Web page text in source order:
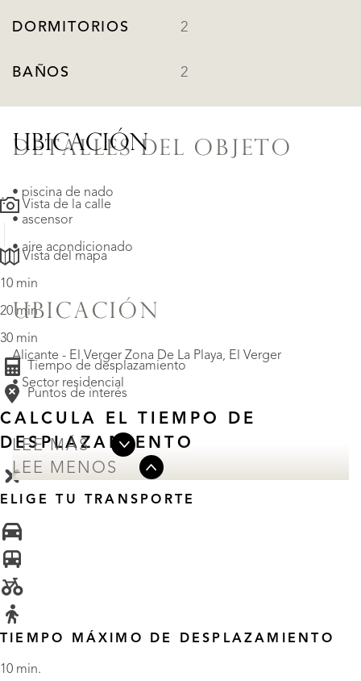
DORMITORIOS 2
BAÑOS 2
DETALLES DEL OBJETO
• piscina de nado
• ascensor
• aire acondicionado
UBICACIÓN
Alicante - El Verger Zona De La Playa, El Verger
• Sector residencial
LEE MÁS
LEE MENOS
UBICACIÓN
Vista de la calle
Vista del mapa
10 min
20 min
30 min
Tiempo de desplazamiento
Puntos de interés
CALCULA EL TIEMPO DE
DESPLAZAMIENTO
ELIGE TU TRANSPORTE
TIEMPO MÁXIMO DE DESPLAZAMIENTO
10 min.